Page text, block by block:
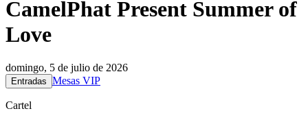
CamelPhat Present Summer of
Love
domingo, 5 de julio de 2026
Entradas Mesas VIP
Cartel